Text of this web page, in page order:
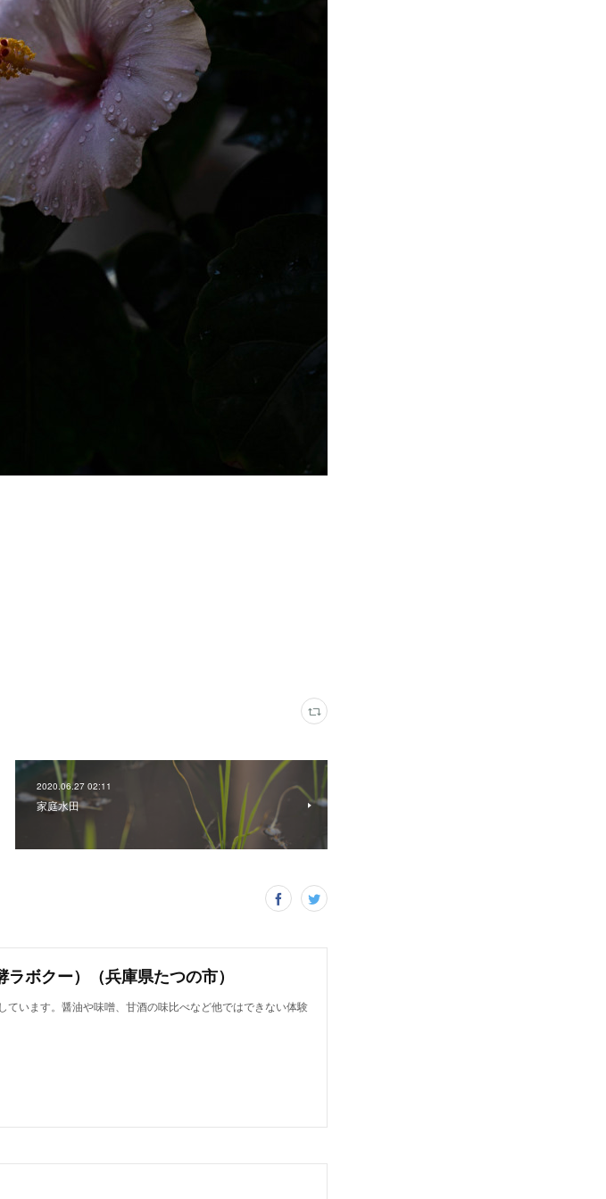
2020.06.27 02:11
家庭水田
ボクー）（兵庫県たつの市）
ています。醤油や味噌、甘酒の味比べなど他ではできない体験